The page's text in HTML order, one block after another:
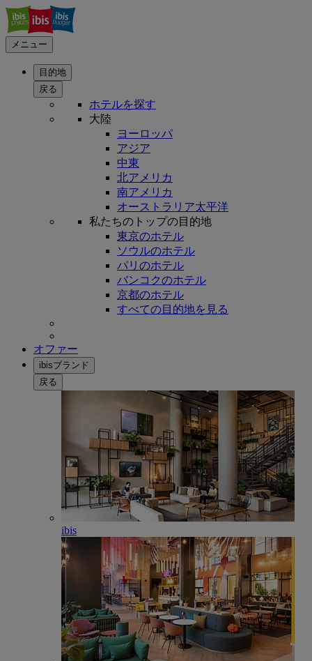
メニュー
目的地
戻る
ホテルを探す
大陸
ヨーロッパ
アジア
中東
北アメリカ
南アメリカ
オーストラリア太平洋
私たちのトップの目的地
東京のホテル
ソウルのホテル
パリのホテル
バンコクのホテル
京都のホテル
すべての目的地を見る
オファー
ibisブランド
戻る
ibis